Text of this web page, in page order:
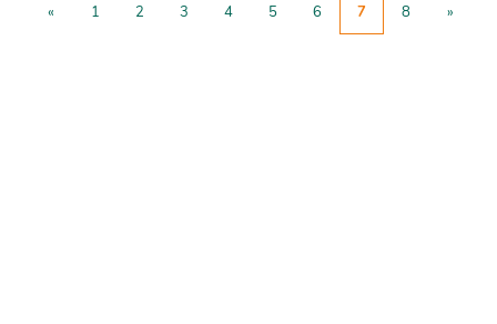
« 1 2 3 4 5 6 7 8 »